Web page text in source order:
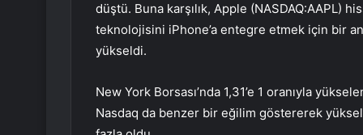
düştü. Buna karşılık, Apple (NASDAQ:AAPL)
teknolojisini iPhone’a entegre etmek için bir
yükseldi.
New York Borsası’nda 1,31’e 1 oranıyla
Nasdaq da benzer bir eğilim göstererek